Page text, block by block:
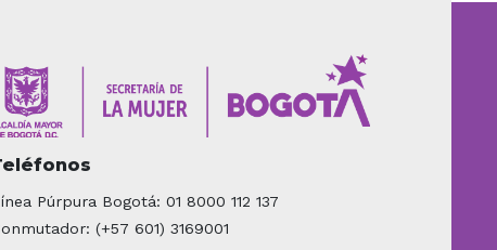
Púrpura Bogotá: 01 8000 112 137
(+57 601) 3169001